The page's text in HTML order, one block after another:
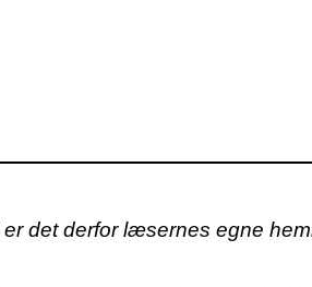
det derfor læsernes egne